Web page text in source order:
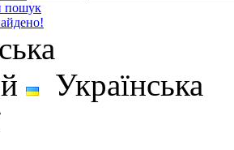
пошук
Українська